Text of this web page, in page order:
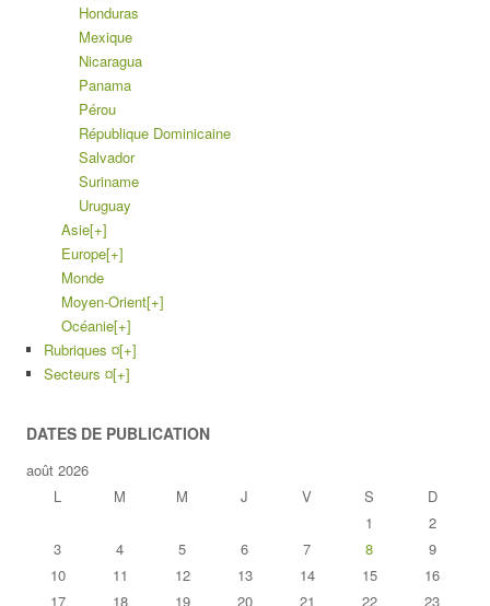
Honduras
Mexique
Nicaragua
Panama
Pérou
République Dominicaine
Salvador
Suriname
Uruguay
Asie[+]
Europe[+]
Monde
Moyen-Orient[+]
Océanie[+]
Rubriques ¤[+]
Secteurs ¤[+]
DATES DE PUBLICATION
août 2026
L
M M J V S
D
1
2
3
4 5 6 7 8
9
10
11 12 13 14 15
16
17
18 19 20 21 22 23